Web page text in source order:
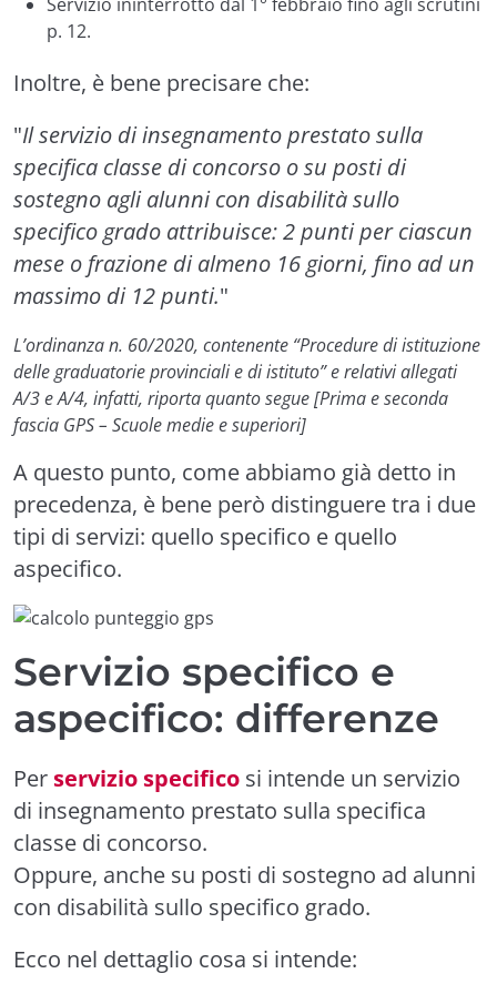
p. 12.
Inoltre, è bene precisare che:
"Il servizio di insegnamento prestato sulla
specifica classe di concorso o su posti di
sostegno agli alunni con disabilità sullo
specifico grado attribuisce: 2 punti per ciascun
mese o frazione di almeno 16 giorni, fino ad un
massimo di 12 punti."
L’ordinanza n. 60/2020, contenente “Procedure di istituzione
delle graduatorie provinciali e di istituto” e relativi allegati
A/3 e A/4, infatti, riporta quanto segue [Prima e seconda
fascia GPS – Scuole medie e superiori]
A questo punto, come abbiamo già detto in
precedenza, è bene però distinguere tra i due
tipi di servizi: quello specifico e quello
aspecifico.
Servizio specifico e
aspecifico: differenze
Per servizio specifico si intende un servizio
di insegnamento prestato sulla specifica
classe di concorso.
Oppure, anche su posti di sostegno ad alunni
con disabilità sullo specifico grado.
Ecco nel dettaglio cosa si intende: